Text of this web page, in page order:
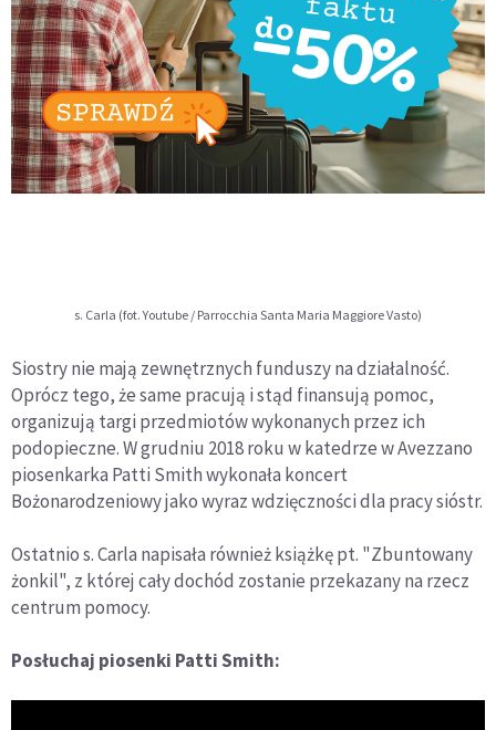
s. Carla (fot. Youtube / Parrocchia Santa Maria Maggiore Vasto)
Siostry nie mają zewnętrznych funduszy na działalność.
Oprócz tego, że same pracują i stąd finansują pomoc,
organizują targi przedmiotów wykonanych przez ich
podopieczne. W grudniu 2018 roku w katedrze w Avezzano
piosenkarka Patti Smith wykonała koncert
Bożonarodzeniowy jako wyraz wdzięczności dla pracy sióstr.
Ostatnio s. Carla napisała również książkę pt. "Zbuntowany
żonkil", z której cały dochód zostanie przekazany na rzecz
centrum pomocy.
Posłuchaj piosenki Patti Smith: